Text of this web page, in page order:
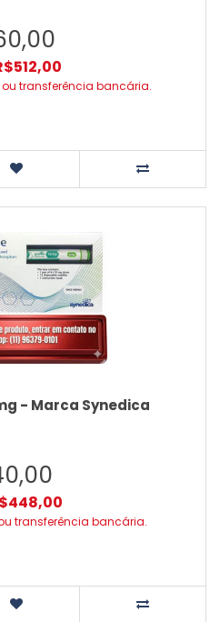
transferência bancária.
- Marca Synedica
transferência bancária.